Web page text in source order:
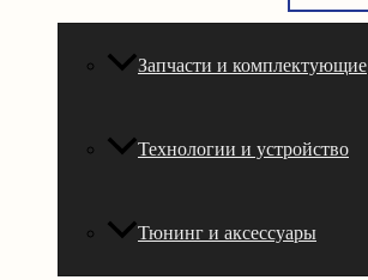
Запчасти и комплектующие
Технологии и устройство
Тюнинг и аксессуары